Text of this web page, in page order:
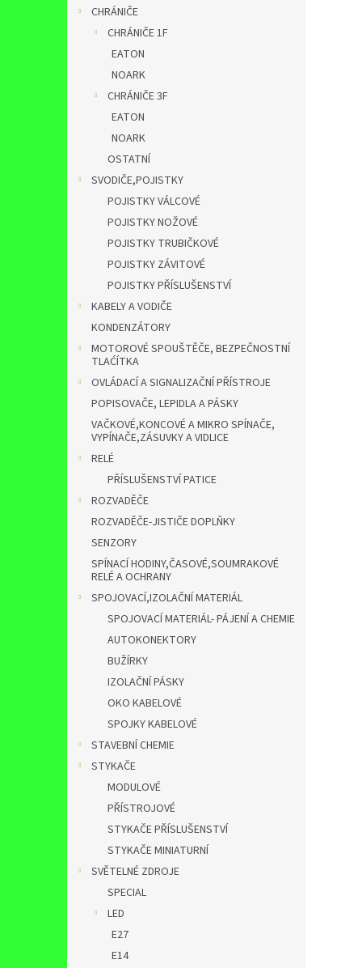
CHRÁNIČE
CHRÁNIČE 1F
EATON
NOARK
CHRÁNIČE 3F
EATON
NOARK
OSTATNÍ
SVODIČE,POJISTKY
POJISTKY VÁLCOVÉ
POJISTKY NOŽOVÉ
POJISTKY TRUBIČKOVÉ
POJISTKY ZÁVITOVÉ
POJISTKY PŘÍSLUŠENSTVÍ
KABELY A VODIČE
KONDENZÁTORY
MOTOROVÉ SPOUŠTĚČE, BEZPEČNOSTNÍ
TLAĆÍTKA
OVLÁDACÍ A SIGNALIZAČNÍ PŘÍSTROJE
POPISOVAČE, LEPIDLA A PÁSKY
VAČKOVÉ,KONCOVÉ A MIKRO SPÍNAČE,
VYPÍNAČE,ZÁSUVKY A VIDLICE
RELÉ
PŘÍSLUŠENSTVÍ PATICE
ROZVADĚČE
ROZVADĚČE-JISTIČE DOPLŇKY
SENZORY
SPÍNACÍ HODINY,ČASOVÉ,SOUMRAKOVÉ
RELÉ A OCHRANY
SPOJOVACÍ,IZOLAČNÍ MATERIÁL
SPOJOVACÍ MATERIÁL- PÁJENÍ A CHEMIE
AUTOKONEKTORY
BUŽÍRKY
IZOLAČNÍ PÁSKY
OKO KABELOVÉ
SPOJKY KABELOVÉ
STAVEBNÍ CHEMIE
STYKAČE
MODULOVÉ
PŘÍSTROJOVÉ
STYKAČE PŘÍSLUŠENSTVÍ
STYKAČE MINIATURNÍ
SVĚTELNÉ ZDROJE
SPECIAL
LED
E27
E14